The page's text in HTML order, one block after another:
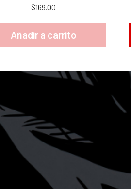
$169.00
Añadir a carrito